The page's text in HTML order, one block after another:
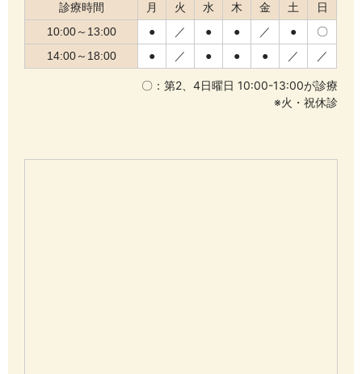
診療時間 月 火 水 木 金 土
日
10:00～13:00
● ／ ● ● ／ ●
〇
14:00～18:00
● ／ ● ● ● ／ ／
〇：第2、4日曜日 10:00-13:00が診療
※火・祝休診